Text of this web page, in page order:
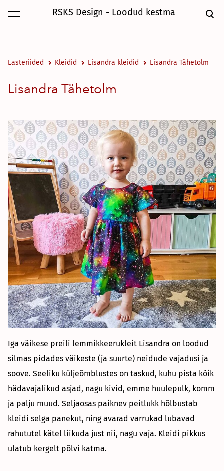
RSKS Design - Loodud kestma
lisati ostukorvi. Vaata ostukorvi
Lasteriided Kleidid Lisandra kleidid Lisandra Tähetolm
Lisandra Tähetolm
Iga väikese preili lemmikkeerukleit Lisandra on loodud
silmas pidades väikeste (ja suurte) neidude vajadusi ja
soove. Seeliku küljeõmblustes on taskud, kuhu pista kõik
hädavajalikud asjad, nagu kivid, emme huulepulk, komm
ja palju muud. Seljaosas paiknev peitlukk hõlbustab
kleidi selga panekut, ning avarad varrukad lubavad
rahututel kätel liikuda just nii, nagu vaja. Kleidi pikkus
ulatub kergelt põlvi katma.